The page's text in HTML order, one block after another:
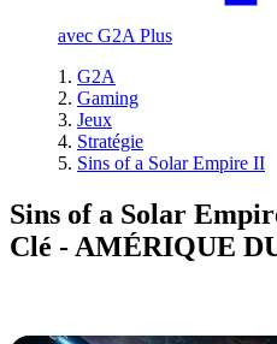
avec G2A Plus
G2A
Gaming
Jeux
Stratégie
Sins of a Solar Empire II
Sins of a Solar
Clé - AMÉRIQUE